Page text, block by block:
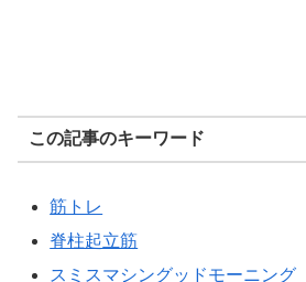
この記事のキーワード
筋トレ
脊柱起立筋
スミスマシングッドモーニング